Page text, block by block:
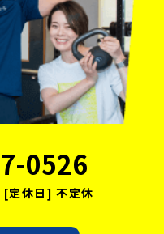
0526
定休日] 不定休